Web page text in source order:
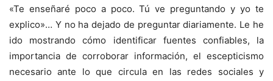
«Te enseñaré poco a poco. Tú ve preguntando y yo te
explico»… Y no ha dejado de preguntar diariamente. Le he
ido mostrando cómo identificar fuentes confiables, la
importancia de corroborar información, el escepticismo
necesario ante lo que circula en las redes sociales y